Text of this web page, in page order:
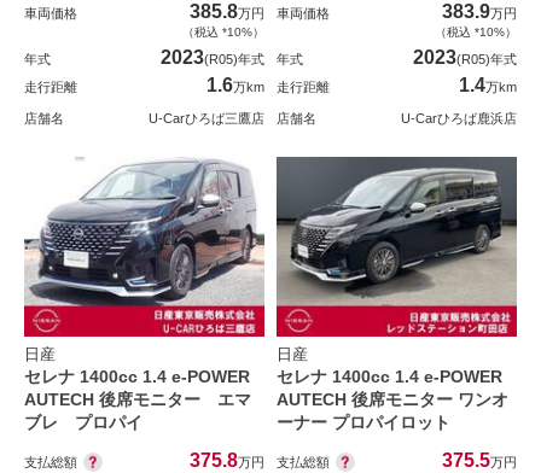
車両価格 385.8万円
（税込 *10%）
年式 2023(R05)年式
走行距離
1.6万km
店舗名 U-Carひろば三鷹店
車両価格 383.9万円
（税込 *10%）
年式 2023(R05)年式
走行距離
1.4万km
店舗名 U-Carひろば鹿浜店
日産
セレナ 1400cc 1.4 e-POWER
AUTECH 後席モニター エマ
ブレ プロパイ
支払総額 375.8万円
日産
セレナ 1400cc 1.4 e-POWER
AUTECH 後席モニター ワンオ
ーナー プロパイロット
支払総額 375.5万円